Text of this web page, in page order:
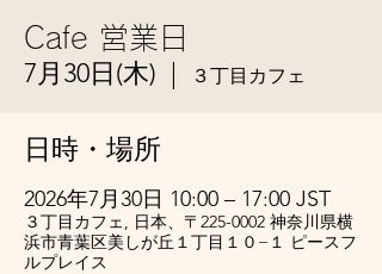
Cafe 営業日
7月30日(木) ３丁目カフェ
日時・場所
2026年7月30日 10:00 – 17:00 JST
３丁目カフェ, 日本、〒225-0002 神奈川県横
浜市青葉区美しが丘１丁目１０−１ ピースフ
ルプレイス